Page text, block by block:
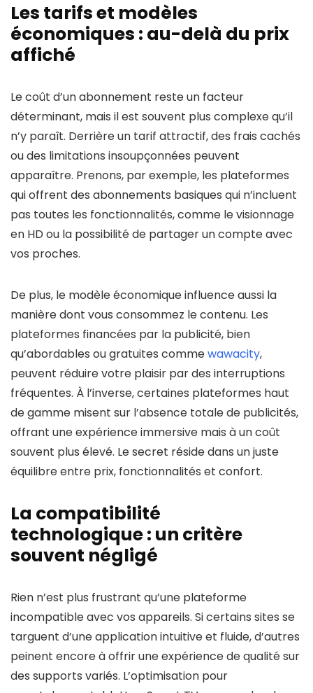
Les tarifs et modèles
économiques : au-delà du prix
affiché
Le coût d’un abonnement reste un facteur
déterminant, mais il est souvent plus complexe qu’il
n’y paraît. Derrière un tarif attractif, des frais cachés
ou des limitations insoupçonnées peuvent
apparaître. Prenons, par exemple, les plateformes
qui offrent des abonnements basiques qui n’incluent
pas toutes les fonctionnalités, comme le visionnage
en HD ou la possibilité de partager un compte avec
vos proches.
De plus, le modèle économique influence aussi la
manière dont vous consommez le contenu. Les
plateformes financées par la publicité, bien
qu’abordables ou gratuites commewawacity,
peuvent réduire votre plaisir par des interruptions
fréquentes. À l’inverse, certaines plateformes haut
de gamme misent sur l’absence totale de publicités,
offrant une expérience immersive mais à un coût
souvent plus élevé. Le secret réside dans un juste
équilibre entre prix, fonctionnalités et confort.
La compatibilité
technologique : un critère
souvent négligé
Rien n’est plus frustrant qu’une plateforme
incompatible avec vos appareils. Si certains sites se
targuent d’une application intuitive et fluide, d’autres
peinent encore à offrir une expérience de qualité sur
des supports variés. L’optimisation pour